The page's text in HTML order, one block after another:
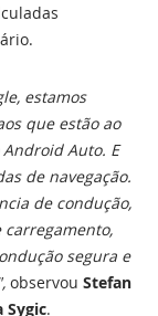
estamos
que estão ao
Auto. E
de navegação.
de condução,
segura e
observou Stefan
Sygic.